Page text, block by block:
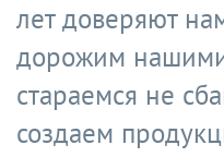
лет доверяют
дорожим
стараемся не
создаем